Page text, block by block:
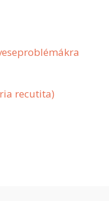
recutita)